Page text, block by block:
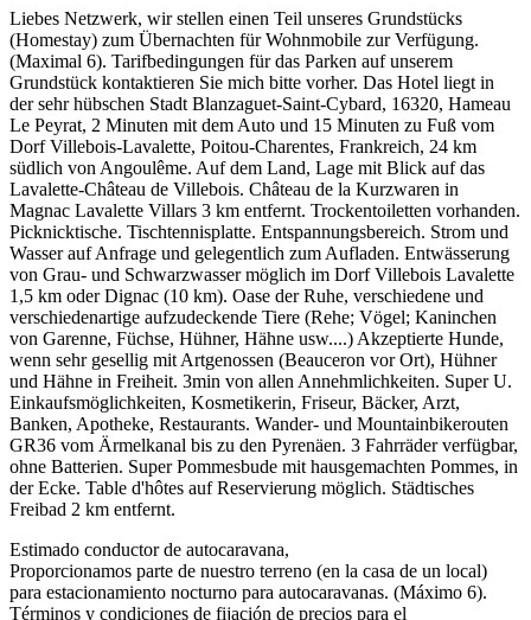
Liebes Netzwerk, wir stellen einen Teil unseres Grundstücks
(Homestay) zum Übernachten für Wohnmobile zur Verfügung.
(Maximal 6). Tarifbedingungen für das Parken auf unserem
Grundstück kontaktieren Sie mich bitte vorher. Das Hotel liegt in
der sehr hübschen Stadt Blanzaguet-Saint-Cybard, 16320, Hameau
Le Peyrat, 2 Minuten mit dem Auto und 15 Minuten zu Fuß vom
Dorf Villebois-Lavalette, Poitou-Charentes, Frankreich, 24 km
südlich von Angoulême. Auf dem Land, Lage mit Blick auf das
Lavalette-Château de Villebois. Château de la Kurzwaren in
Magnac Lavalette Villars 3 km entfernt. Trockentoiletten vorhanden.
Picknicktische. Tischtennisplatte. Entspannungsbereich. Strom und
Wasser auf Anfrage und gelegentlich zum Aufladen. Entwässerung
von Grau- und Schwarzwasser möglich im Dorf Villebois Lavalette
1,5 km oder Dignac (10 km). Oase der Ruhe, verschiedene und
verschiedenartige aufzudeckende Tiere (Rehe; Vögel; Kaninchen
von Garenne, Füchse, Hühner, Hähne usw....) Akzeptierte Hunde,
wenn sehr gesellig mit Artgenossen (Beauceron vor Ort), Hühner
und Hähne in Freiheit. 3min von allen Annehmlichkeiten. Super U.
Einkaufsmöglichkeiten, Kosmetikerin, Friseur, Bäcker, Arzt,
Banken, Apotheke, Restaurants. Wander- und Mountainbikerouten
GR36 vom Ärmelkanal bis zu den Pyrenäen. 3 Fahrräder verfügbar,
ohne Batterien. Super Pommesbude mit hausgemachten Pommes, in
der Ecke. Table d'hôtes auf Reservierung möglich. Städtisches
Freibad 2 km entfernt.
Estimado conductor de autocaravana,
Proporcionamos parte de nuestro terreno (en la casa de un local)
para estacionamiento nocturno para autocaravanas. (Máximo 6).
Términos y condiciones de fijación de precios para el